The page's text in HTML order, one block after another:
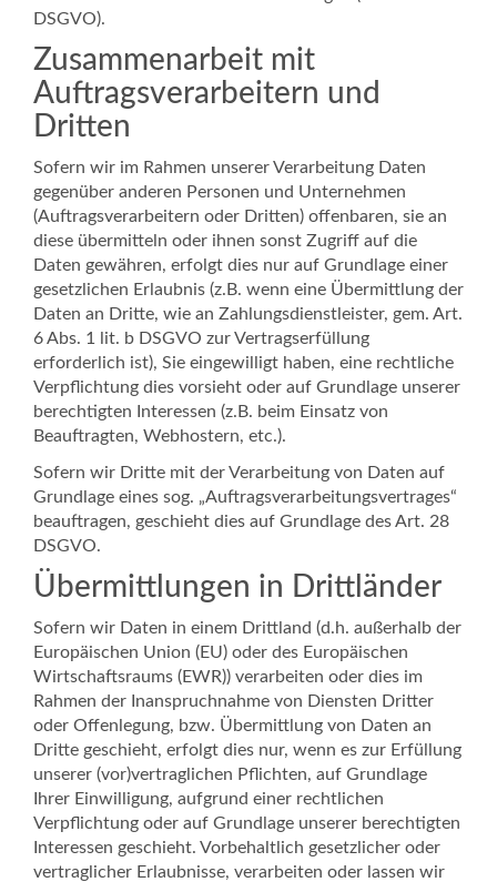
DSGVO).
Zusammenarbeit mit
Auftragsverarbeitern und
Dritten
Sofern wir im Rahmen unserer Verarbeitung Daten
gegenüber anderen Personen und Unternehmen
(Auftragsverarbeitern oder Dritten) offenbaren, sie an
diese übermitteln oder ihnen sonst Zugriff auf die
Daten gewähren, erfolgt dies nur auf Grundlage einer
gesetzlichen Erlaubnis (z.B. wenn eine Übermittlung der
Daten an Dritte, wie an Zahlungsdienstleister, gem. Art.
6 Abs. 1 lit. b DSGVO zur Vertragserfüllung
erforderlich ist), Sie eingewilligt haben, eine rechtliche
Verpflichtung dies vorsieht oder auf Grundlage unserer
berechtigten Interessen (z.B. beim Einsatz von
Beauftragten, Webhostern, etc.).
Sofern wir Dritte mit der Verarbeitung von Daten auf
Grundlage eines sog. „Auftragsverarbeitungsvertrages“
beauftragen, geschieht dies auf Grundlage des Art. 28
DSGVO.
Übermittlungen in Drittländer
Sofern wir Daten in einem Drittland (d.h. außerhalb der
Europäischen Union (EU) oder des Europäischen
Wirtschaftsraums (EWR)) verarbeiten oder dies im
Rahmen der Inanspruchnahme von Diensten Dritter
oder Offenlegung, bzw. Übermittlung von Daten an
Dritte geschieht, erfolgt dies nur, wenn es zur Erfüllung
unserer (vor)vertraglichen Pflichten, auf Grundlage
Ihrer Einwilligung, aufgrund einer rechtlichen
Verpflichtung oder auf Grundlage unserer berechtigten
Interessen geschieht. Vorbehaltlich gesetzlicher oder
vertraglicher Erlaubnisse, verarbeiten oder lassen wir